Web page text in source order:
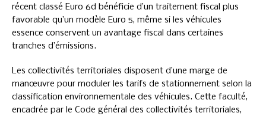
récent classé Euro 6d bénéficie d’un traitement fiscal plus
favorable qu’un modèle Euro 5, même si les véhicules
essence conservent un avantage fiscal dans certaines
tranches d’émissions.
Les collectivités territoriales disposent d’une marge de
manœuvre pour moduler les tarifs de stationnement selon la
classification environnementale des véhicules. Cette faculté,
encadrée par le Code général des collectivités territoriales,